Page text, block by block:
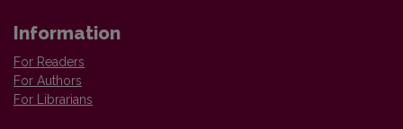
Information
For Readers
For Authors
For Librarians